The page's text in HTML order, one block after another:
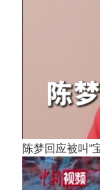
陈梦回应被叫“